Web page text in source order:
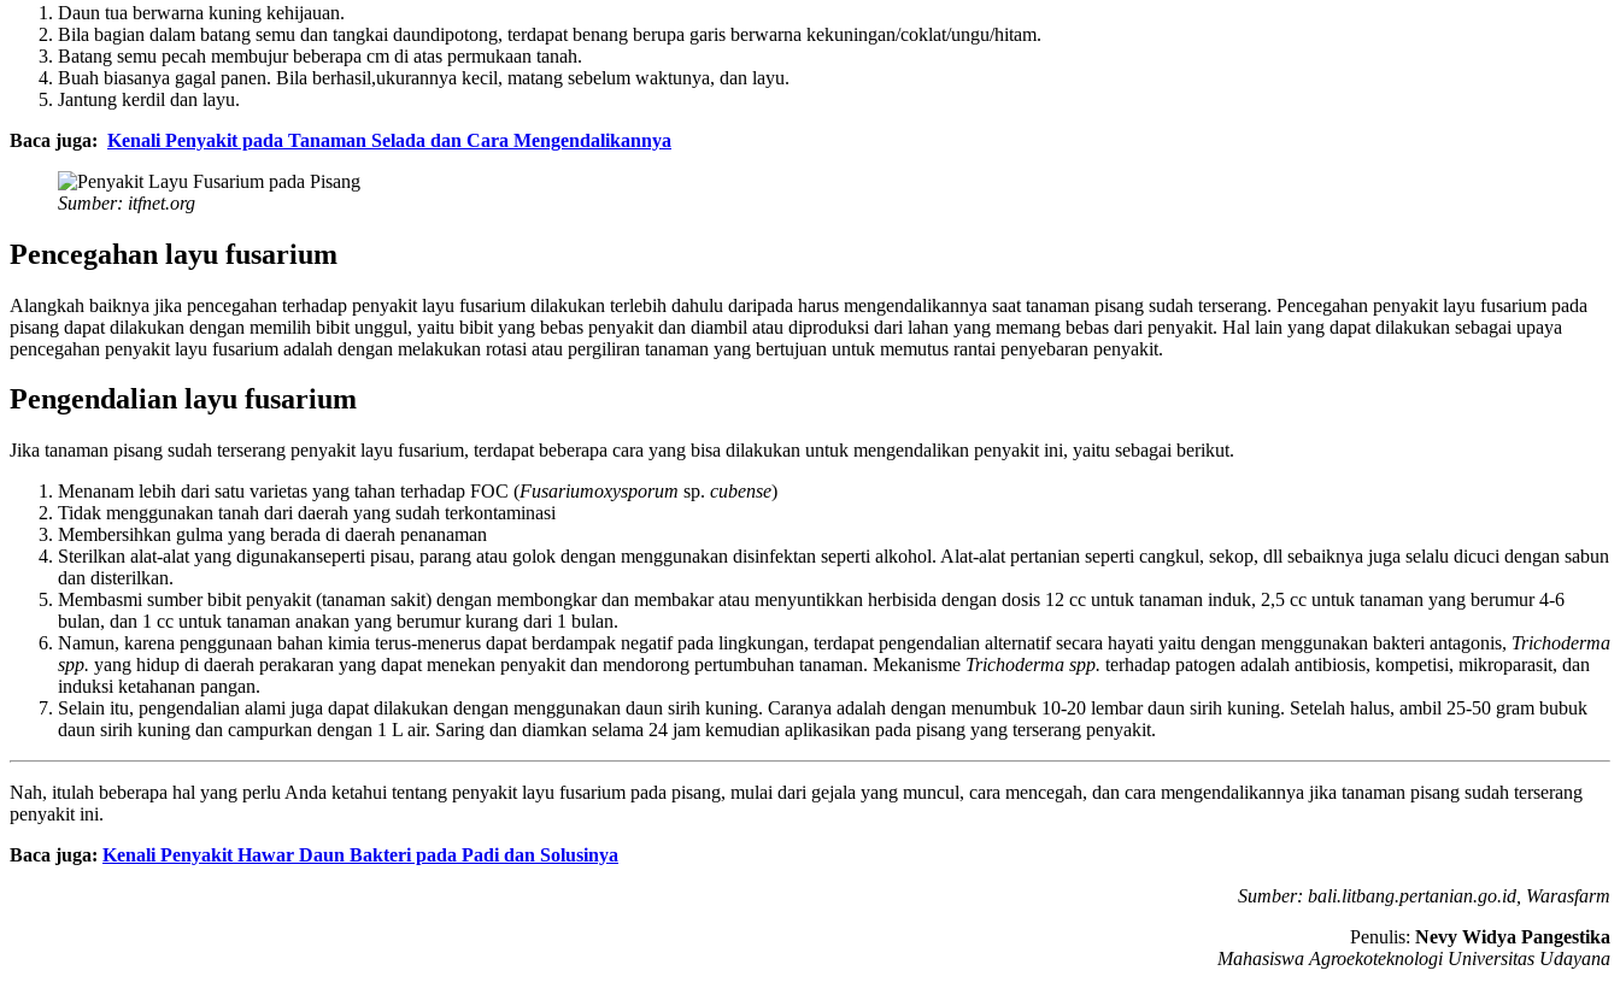
Daun tua berwarna kuning kehijauan.
Bila bagian dalam batang semu dan tangkai daundipotong, terdapat benang berupa garis berwarna kekuningan/coklat/ungu/hitam.
Batang semu pecah membujur beberapa cm di atas permukaan tanah.
Buah biasanya gagal panen. Bila berhasil,ukurannya kecil, matang sebelum waktunya, dan layu.
Jantung kerdil dan layu.
Baca juga: Kenali Penyakit pada Tanaman Selada dan Cara Mengendalikannya
Sumber: itfnet.org
Pencegahan layu fusarium
Alangkah baiknya jika pencegahan terhadap penyakit layu fusarium dilakukan terlebih dahulu daripada harus mengendalikannya saat tanaman pisang sudah terserang. Pencegahan penyakit layu fusarium pada
pisang dapat dilakukan dengan memilih bibit unggul, yaitu bibit yang bebas penyakit dan diambil atau diproduksi dari lahan yang memang bebas dari penyakit. Hal lain yang dapat dilakukan sebagai upaya
pencegahan penyakit layu fusarium adalah dengan melakukan rotasi atau pergiliran tanaman yang bertujuan untuk memutus rantai penyebaran penyakit.
Pengendalian layu fusarium
Jika tanaman pisang sudah terserang penyakit layu fusarium, terdapat beberapa cara yang bisa dilakukan untuk mengendalikan penyakit ini, yaitu sebagai berikut.
Menanam lebih dari satu varietas yang tahan terhadap FOC (Fusariumoxysporum sp. cubense)
Tidak menggunakan tanah dari daerah yang sudah terkontaminasi
Membersihkan gulma yang berada di daerah penanaman
Sterilkan alat-alat yang digunakanseperti pisau, parang atau golok dengan menggunakan disinfektan seperti alkohol. Alat-alat pertanian seperti cangkul, sekop, dll sebaiknya juga selalu dicuci dengan sabun
dan disterilkan.
Membasmi sumber bibit penyakit (tanaman sakit) dengan membongkar dan membakar atau menyuntikkan herbisida dengan dosis 12 cc untuk tanaman induk, 2,5 cc untuk tanaman yang berumur 4-6
bulan, dan 1 cc untuk tanaman anakan yang berumur kurang dari 1 bulan.
Namun, karena penggunaan bahan kimia terus-menerus dapat berdampak negatif pada lingkungan, terdapat pengendalian alternatif secara hayati yaitu dengan menggunakan bakteri antagonis, Trichoderma
spp. yang hidup di daerah perakaran yang dapat menekan penyakit dan mendorong pertumbuhan tanaman. Mekanisme Trichoderma spp. terhadap patogen adalah antibiosis, kompetisi, mikroparasit, dan
induksi ketahanan pangan.
Selain itu, pengendalian alami juga dapat dilakukan dengan menggunakan daun sirih kuning. Caranya adalah dengan menumbuk 10-20 lembar daun sirih kuning. Setelah halus, ambil 25-50 gram bubuk
daun sirih kuning dan campurkan dengan 1 L air. Saring dan diamkan selama 24 jam kemudian aplikasikan pada pisang yang terserang penyakit.
Nah, itulah beberapa hal yang perlu Anda ketahui tentang penyakit layu fusarium pada pisang, mulai dari gejala yang muncul, cara mencegah, dan cara mengendalikannya jika tanaman pisang sudah terserang
penyakit ini.
Baca juga: Kenali Penyakit Hawar Daun Bakteri pada Padi dan Solusinya
Sumber: bali.litbang.pertanian.go.id, Warasfarm
Penulis: Nevy Widya Pangestika
Mahasiswa Agroekoteknologi Universitas Udayana